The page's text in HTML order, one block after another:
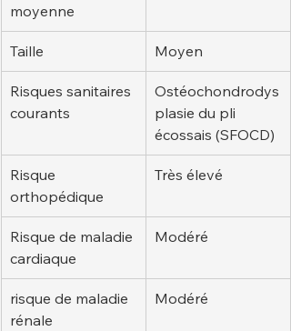
moyenne
Taille Moyen
Risques sanitaires
courants
Ostéochondrodys
plasie du pli
écossais (SFOCD)
Risque
orthopédique
Très élevé
Risque de maladie
cardiaque
Modéré
risque de maladie
rénale
Modéré